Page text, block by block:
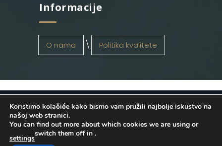
Informacije
O nama Politika kvalitete
OSATINA GRUPA d.o.o. 2026
. Configured
byINFOS Osijek. Sva prava pridržana.
Koristimo kolačiće kako bismo vam pružili najbolje iskustvo na
našoj web stranici.
You can find out more about which cookies we are using or
switch them off in
settings
.